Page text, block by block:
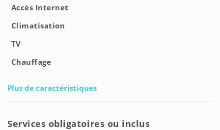
Accès Internet
Climatisation
TV
Chauffage
Plus de caractéristiques
Services obligatoires ou inclus